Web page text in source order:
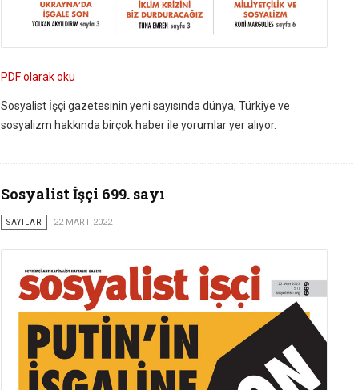
PDF olarak oku
Sosyalist İşçi gazetesinin yeni sayısında dünya, Türkiye ve
sosyalizm hakkında birçok haber ile yorumlar yer alıyor.
Sosyalist İşçi 699. sayı
SAYILAR 22 MART 2022